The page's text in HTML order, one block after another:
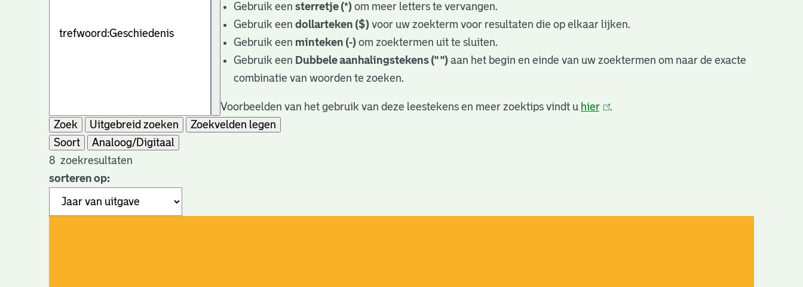
Gebruik eensterretje (*) om meer letters te vervangen.
Gebruik eendollarteken ($) voor uw zoekterm voor resultaten die op elkaar lijken.
Gebruik een minteken (-) om zoektermen uit te sluiten.
Gebruik een Dubbele aanhalingstekens (" ") aan het begin en einde van uw zoektermen om naar de exacte
combinatie van woorden te zoeken.
Voorbeelden van het gebruik van deze leestekens en meer zoektips vindt u hier(link
.
Zoek
Uitgebreid zoeken
Zoekvelden legen
Soort
Analoog/Digitaal
8 zoekresultaten
sorteren op: